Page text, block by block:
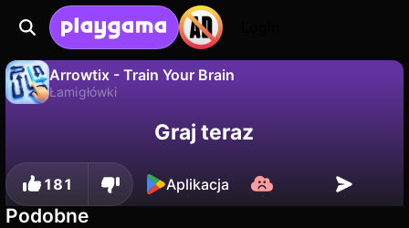
Arrowtix - Train Your Brain
Łamigłówki
Zapisz postępy! Nie
Graj teraz
181 Aplikacja
Podobne